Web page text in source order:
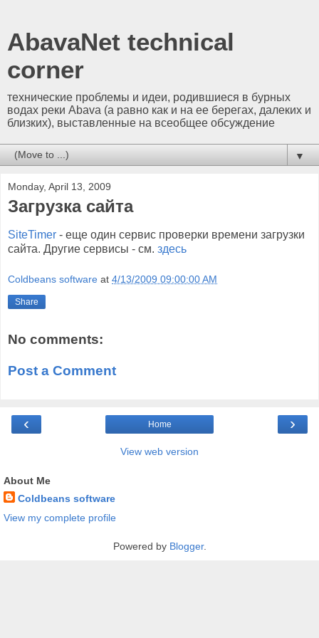
AbavaNet technical
corner
технические проблемы и идеи, родившиеся в бурных
водах реки Abava (а равно как и на ее берегах, далеких и
близких), выставленные на всеобщее обсуждение
▼
Monday, April 13, 2009
Загрузка сайта
SiteTimer - еще один сервис проверки времени загрузки
сайта. Другие сервисы - см. здесь
Coldbeans software at 4/13/2009 09:00:00 AM
Share
No comments:
Post a Comment
‹ ›
Home
View web version
About Me
Coldbeans software
View my complete profile
Powered by Blogger.